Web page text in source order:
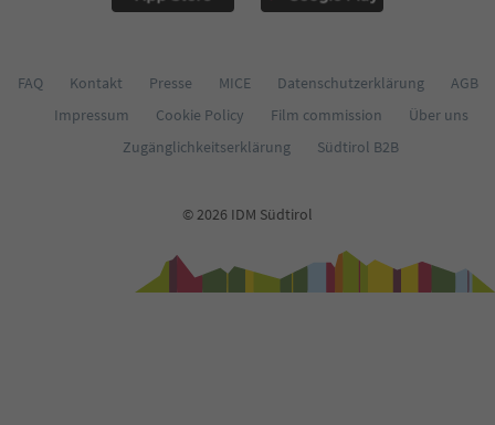
FAQ Kontakt Presse MICE Datenschutzerklärung
AGB
Impressum
Cookie Policy Film commission
Über uns
Zugänglichkeitserklärung
Südtirol B2B
© 2026 IDM Südtirol